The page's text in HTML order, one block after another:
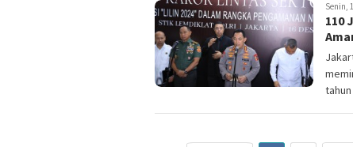
Senin,
110
tahun